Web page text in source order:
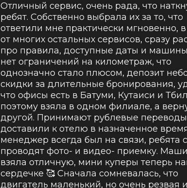
Отличный сервис, очень рада, что
ребят. Собственно выбрала их за то, что
ответили мне практически мгновенно,
от многих остальных сервисов, сразу
про правила, доступные даты и
нет ограничений на километраж, что
однозначно стало плюсом, депозит
скидки за длительные бронирования,
что офисы есть в Батуми, Кутаиси и
поэтому взяла в одном филиале, а
другой. Принимают рублевые
доставили к отелю в назначенное
менеджер всегда был на связи, ребята
проводят фото- и видео- приемку.
взяла отличную, мини куперы теперь
сердечке 🥰 Сначала сомневалась, что
двигатель маленький, но очень резвая и